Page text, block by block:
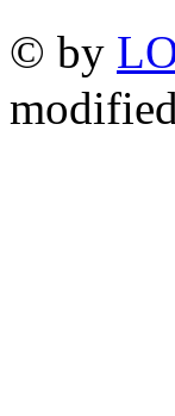
© by
mod